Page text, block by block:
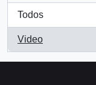
Todos
Video
, 1 resultados